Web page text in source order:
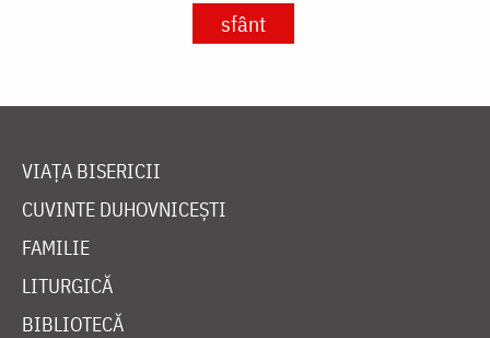
sfânt
VIAȚA BISERICII
CUVINTE DUHOVNICEȘTI
FAMILIE
LITURGICĂ
BIBLIOTECĂ